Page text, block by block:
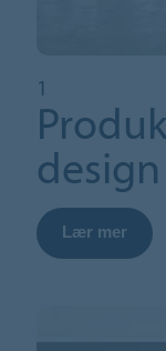
1
design
Lær mer